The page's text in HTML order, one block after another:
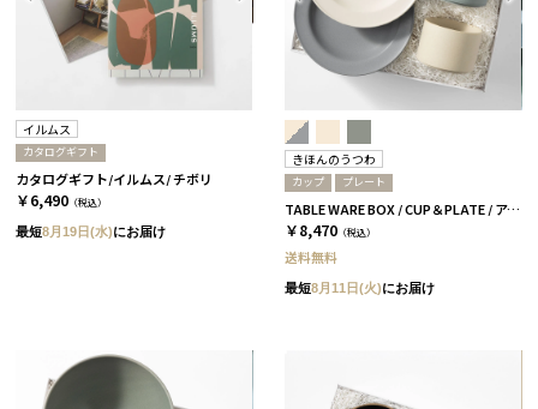
イルムス
カタログギフト
カタログギフト/イルムス/ チボリ
￥6,490 （税込）
最短8月19日(水)にお届け
きほんのうつわ
カップ プレート
TABLE WARE BOX / CUP＆PLATE / アイボリー＆グレー［きほんのうつわ］
￥8,470 （税込）
送料無料
最短8月11日(火)にお届け